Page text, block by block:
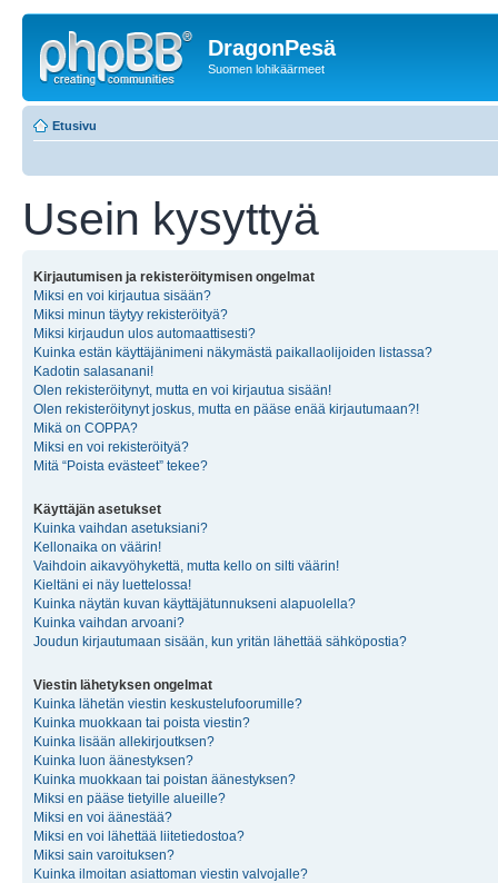
DragonPesä
Suomen lohikäärmeet
Etusivu
Usein kysyttyä
Kirjautumisen ja rekisteröitymisen ongelmat
Miksi en voi kirjautua sisään?
Miksi minun täytyy rekisteröityä?
Miksi kirjaudun ulos automaattisesti?
Kuinka estän käyttäjänimeni näkymästä paikallaolijoiden listassa?
Kadotin salasanani!
Olen rekisteröitynyt, mutta en voi kirjautua sisään!
Olen rekisteröitynyt joskus, mutta en pääse enää kirjautumaan?!
Mikä on COPPA?
Miksi en voi rekisteröityä?
Mitä “Poista evästeet” tekee?
Käyttäjän asetukset
Kuinka vaihdan asetuksiani?
Kellonaika on väärin!
Vaihdoin aikavyöhykettä, mutta kello on silti väärin!
Kieltäni ei näy luettelossa!
Kuinka näytän kuvan käyttäjätunnukseni alapuolella?
Kuinka vaihdan arvoani?
Joudun kirjautumaan sisään, kun yritän lähettää sähköpostia?
Viestin lähetyksen ongelmat
Kuinka lähetän viestin keskustelufoorumille?
Kuinka muokkaan tai poista viestin?
Kuinka lisään allekirjoutksen?
Kuinka luon äänestyksen?
Kuinka muokkaan tai poistan äänestyksen?
Miksi en pääse tietyille alueille?
Miksi en voi äänestää?
Miksi en voi lähettää liitetiedostoa?
Miksi sain varoituksen?
Kuinka ilmoitan asiattoman viestin valvojalle?